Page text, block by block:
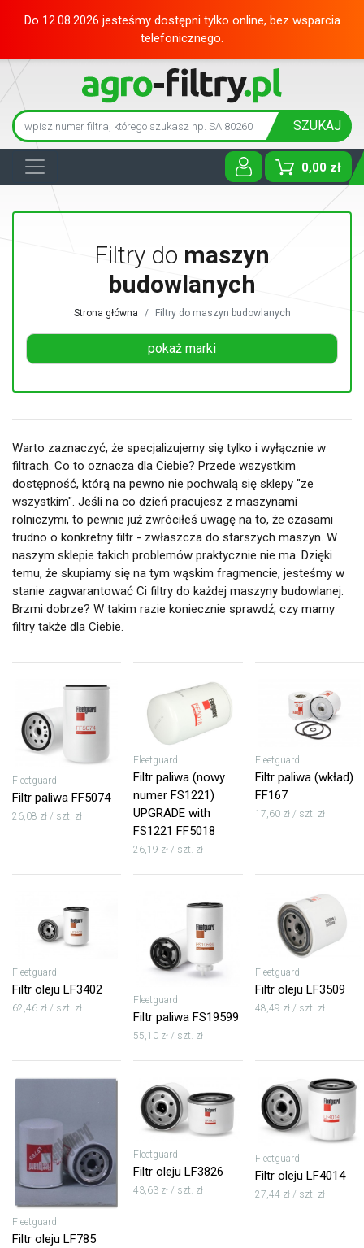
Do 12.08.2026 jesteśmy dostępni tylko online, bez wsparcia
telefonicznego.
SZUKAJ
0,00 zł
Toggle
Filtry do maszyn
budowlanych
Strona główna Filtry do maszyn budowlanych
pokaż marki
Warto zaznaczyć, że specjalizujemy się tylko i wyłącznie w
filtrach. Co to oznacza dla Ciebie? Przede wszystkim
dostępność, którą na pewno nie pochwalą się sklepy "ze
wszystkim". Jeśli na co dzień pracujesz z maszynami
rolniczymi, to pewnie już zwróciłeś uwagę na to, że czasami
trudno o konkretny filtr - zwłaszcza do starszych maszyn. W
naszym sklepie takich problemów praktycznie nie ma. Dzięki
temu, że skupiamy się na tym wąskim fragmencie, jesteśmy w
stanie zagwarantować Ci filtry do każdej maszyny budowlanej.
Brzmi dobrze? W takim razie koniecznie sprawdź, czy mamy
filtry także dla Ciebie.
Fleetguard
Filtr paliwa FF5074
26,08 zł / szt. zł
Fleetguard
Filtr paliwa (nowy
numer FS1221)
UPGRADE with
FS1221 FF5018
26,19 zł / szt. zł
Fleetguard
Filtr paliwa (wkład)
FF167
17,60 zł / szt. zł
Fleetguard
Filtr oleju LF3402
62,46 zł / szt. zł
Fleetguard
Filtr paliwa FS19599
55,10 zł / szt. zł
Fleetguard
Filtr oleju LF3509
48,49 zł / szt. zł
Fleetguard
Filtr oleju LF785
Fleetguard
Filtr oleju LF3826
43,63 zł / szt. zł
Fleetguard
Filtr oleju LF4014
27,44 zł / szt. zł